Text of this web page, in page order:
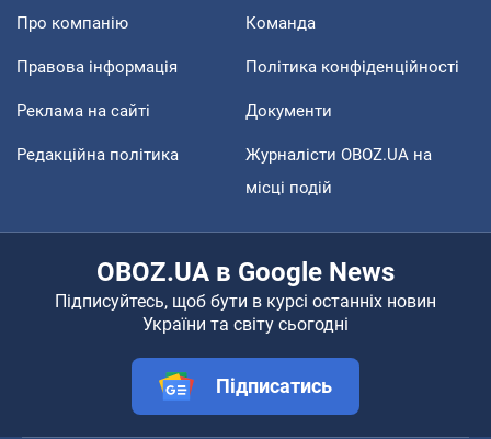
Про компанію Команда
Правова інформація Політика конфіденційності
Реклама на сайті Документи
Редакційна політика
Журналісти OBOZ.UA на
місці подій
OBOZ.UA в Google News
Підписуйтесь, щоб бути в курсі останніх новин
України та світу сьогодні
Підписатись